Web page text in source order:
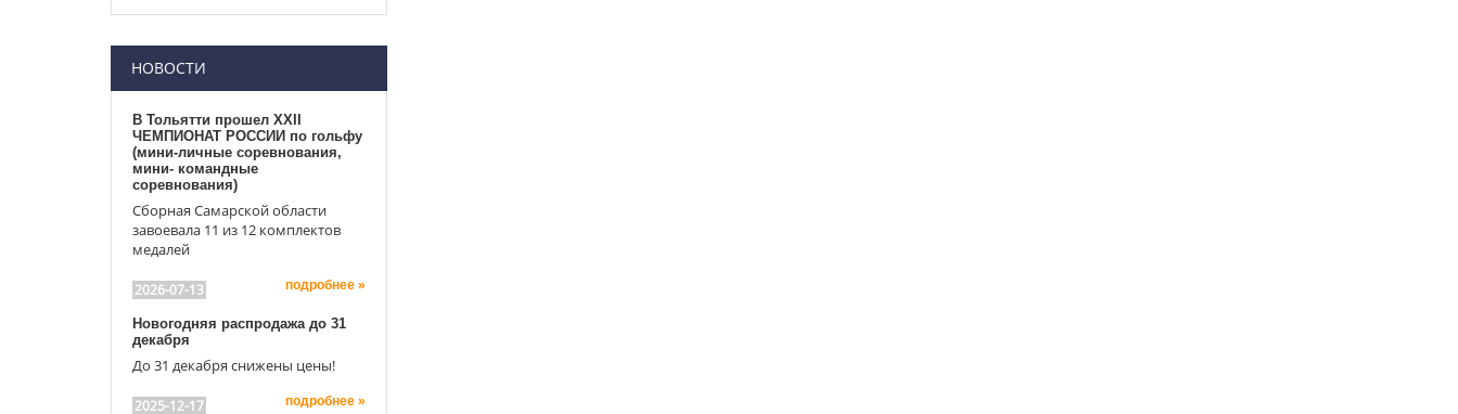
НОВОСТИ
В Тольятти прошел XXII
ЧЕМПИОНАТ РОССИИ по гольфу
(мини-личные соревнования,
мини- командные
соревнования)
Сборная Самарской области
завоевала 11 из 12 комплектов
медалей
2026-07-13 подробнее »
Новогодняя распродажа до 31
декабря
До 31 декабря снижены цены!
2025-12-17 подробнее »